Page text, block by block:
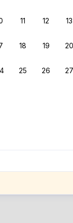
11 12 13
18 19 20
25 26 27